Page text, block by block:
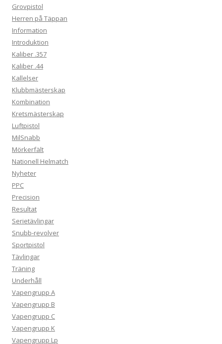
Grovpistol
Herren på Täppan
Information
Introduktion
Kaliber .357
Kaliber .44
Kallelser
Klubbmästerskap
Kombination
Kretsmästerskap
Luftpistol
MilSnabb
Mörkerfält
Nationell Helmatch
Nyheter
PPC
Precision
Resultat
Serietävlingar
Snubb-revolver
Sportpistol
Tävlingar
Träning
Underhåll
Vapengrupp A
Vapengrupp B
Vapengrupp C
Vapengrupp K
Vapengrupp Lp